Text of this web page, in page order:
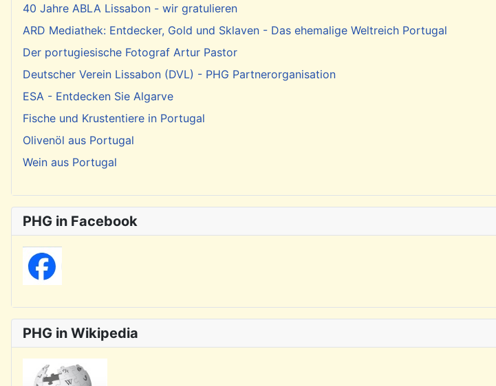
40 Jahre ABLA Lissabon - wir gratulieren
ARD Mediathek: Entdecker, Gold und Sklaven - Das ehemalige Weltreich Portugal
Der portugiesische Fotograf Artur Pastor
Deutscher Verein Lissabon (DVL) - PHG Partnerorganisation
ESA - Entdecken Sie Algarve
Fische und Krustentiere in Portugal
Olivenöl aus Portugal
Wein aus Portugal
PHG in Facebook
PHG in Wikipedia